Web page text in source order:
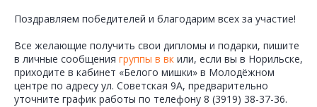
Поздравляем победителей и благодарим всех за участие!
Все желающие получить свои дипломы и подарки, пишите
в личные сообщения группы в вк или, если вы в Норильске,
приходите в кабинет «Белого мишки» в Молодёжном
центре по адресу ул. Советская 9А, предварительно
уточните график работы по телефону 8 (3919) 38-37-36.